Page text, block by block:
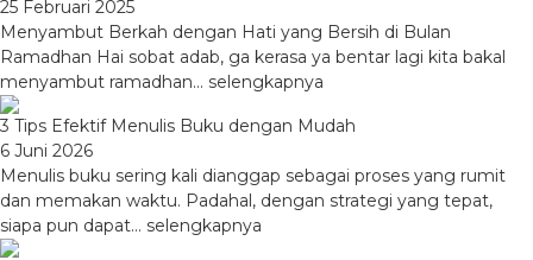
25 Februari 2025
Menyambut Berkah dengan Hati yang Bersih di Bulan
Ramadhan Hai sobat adab, ga kerasa ya bentar lagi kita bakal
menyambut ramadhan... selengkapnya
3 Tips Efektif Menulis Buku dengan Mudah
6 Juni 2026
Menulis buku sering kali dianggap sebagai proses yang rumit
dan memakan waktu. Padahal, dengan strategi yang tepat,
siapa pun dapat... selengkapnya